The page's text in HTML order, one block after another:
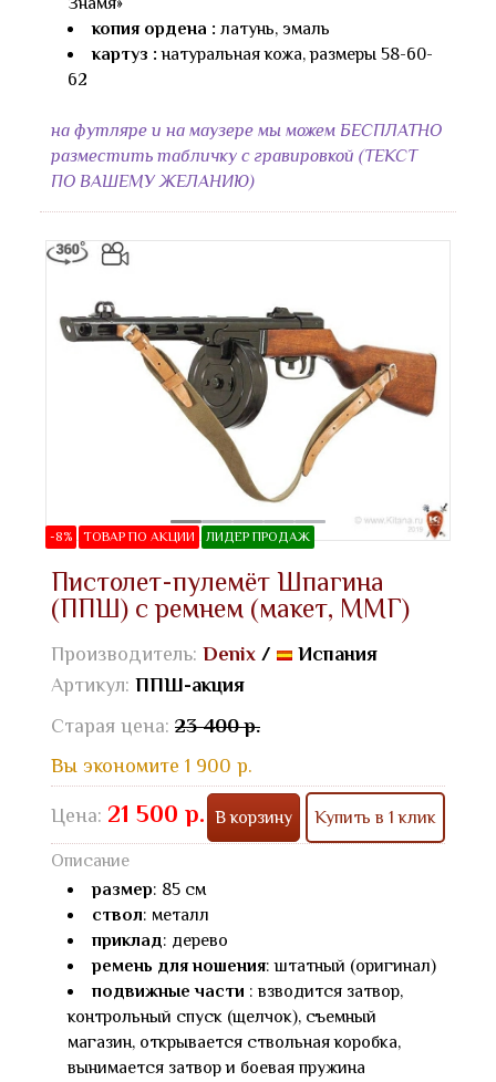
копия ордена : латунь, эмаль
картуз : натуральная кожа, размеры 58-60-
62
на футляре и на маузере мы можем БЕСПЛАТНО
разместить табличку с гравировкой (ТЕКСТ
ПО ВАШЕМУ ЖЕЛАНИЮ)
-8% ТОВАР ПО АКЦИИ ЛИДЕР ПРОДАЖ
Пистолет-пулемёт Шпагина
(ППШ) с ремнем (макет, ММГ)
Производитель: Denix /
Испания
Артикул: ППШ-акция
Старая цена: 23 400 р.
Вы экономите 1 900 р.
Цена: 21 500 р. В корзину Купить в 1 клик
Описание
размер: 85 см
ствол: металл
приклад: дерево
ремень для ношения: штатный (оригинал)
подвижные части : взводится затвор,
контрольный спуск (щелчок), съемный
магазин, открывается ствольная коробка,
вынимается затвор и боевая пружина